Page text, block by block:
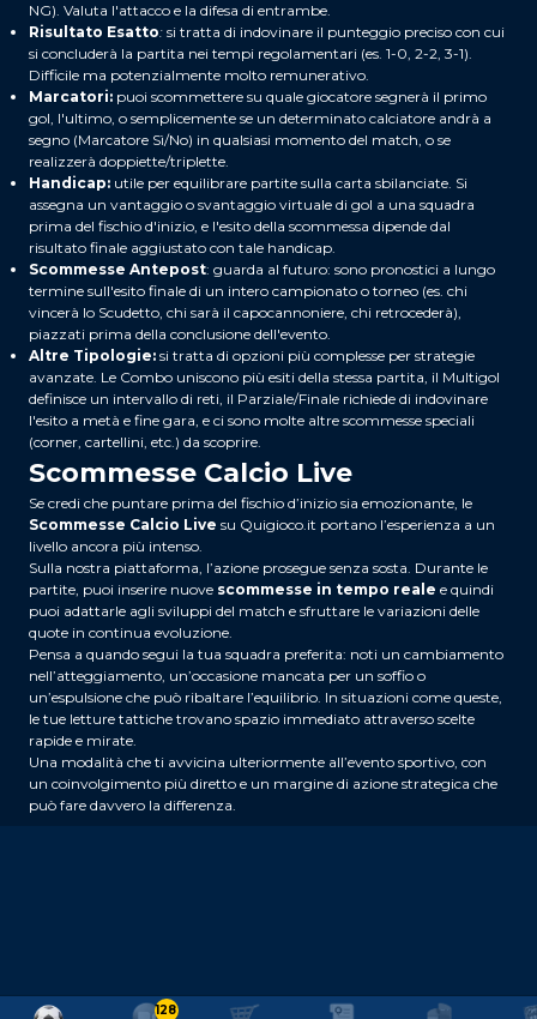
128
NG). Valuta l'attacco e la difesa di entrambe.
Risultato Esatto: si tratta di indovinare il punteggio preciso con cui
si concluderà la partita nei tempi regolamentari (es. 1-0, 2-2, 3-1).
Difficile ma potenzialmente molto remunerativo.
Marcatori: puoi scommettere su quale giocatore segnerà il primo
gol, l'ultimo, o semplicemente se un determinato calciatore andrà a
segno (Marcatore Sì/No) in qualsiasi momento del match, o se
realizzerà doppiette/triplette.
Handicap: utile per equilibrare partite sulla carta sbilanciate. Si
assegna un vantaggio o svantaggio virtuale di gol a una squadra
prima del fischio d'inizio, e l'esito della scommessa dipende dal
risultato finale aggiustato con tale handicap.
Scommesse Antepost: guarda al futuro: sono pronostici a lungo
termine sull'esito finale di un intero campionato o torneo (es. chi
vincerà lo Scudetto, chi sarà il capocannoniere, chi retrocederà),
piazzati prima della conclusione dell'evento.
Altre Tipologie: si tratta di opzioni più complesse per strategie
avanzate. Le Combo uniscono più esiti della stessa partita, il Multigol
definisce un intervallo di reti, il Parziale/Finale richiede di indovinare
l'esito a metà e fine gara, e ci sono molte altre scommesse speciali
(corner, cartellini, etc.) da scoprire.
Scommesse Calcio Live
Se credi che puntare prima del fischio d’inizio sia emozionante, le
Scommesse Calcio Live su Quigioco.it portano l’esperienza a un
livello ancora più intenso.
Sulla nostra piattaforma, l’azione prosegue senza sosta. Durante le
partite, puoi inserire nuove scommesse in tempo reale e quindi
puoi adattarle agli sviluppi del match e sfruttare le variazioni delle
quote in continua evoluzione.
Pensa a quando segui la tua squadra preferita: noti un cambiamento
nell’atteggiamento, un’occasione mancata per un soffio o
un’espulsione che può ribaltare l’equilibrio. In situazioni come queste,
le tue letture tattiche trovano spazio immediato attraverso scelte
rapide e mirate.
Una modalità che ti avvicina ulteriormente all’evento sportivo, con
un coinvolgimento più diretto e un margine di azione strategica che
può fare davvero la differenza.